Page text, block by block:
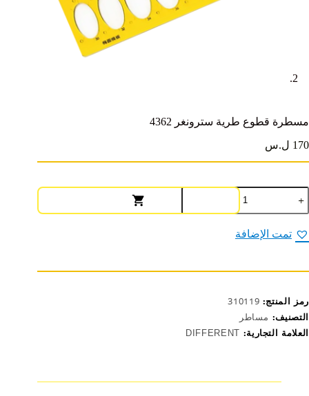
مسطرة قطوع طرية سترونغر 4362
170 ل.س
كمية
مسطرة
قطوع
طرية
سترونغر
تمت الإضافة
رمز المنتج: 310119
التصنيف: مساطر
العلامة التجارية: DIFFERENT